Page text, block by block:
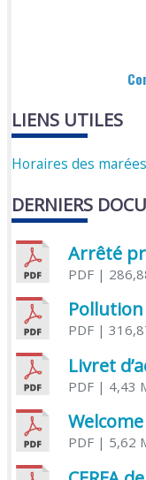
LIENS UTILES
Horaires des marées
DERNIERS
PDF|
PDF|
Livret
PDF| 4,43
PDF| 5,62